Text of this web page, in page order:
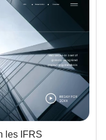
les IFRS